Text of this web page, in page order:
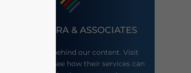
DEZAN SHIRA & ASSOCIATES
Meet the firm behind our content. Visit
their website to see how their services can